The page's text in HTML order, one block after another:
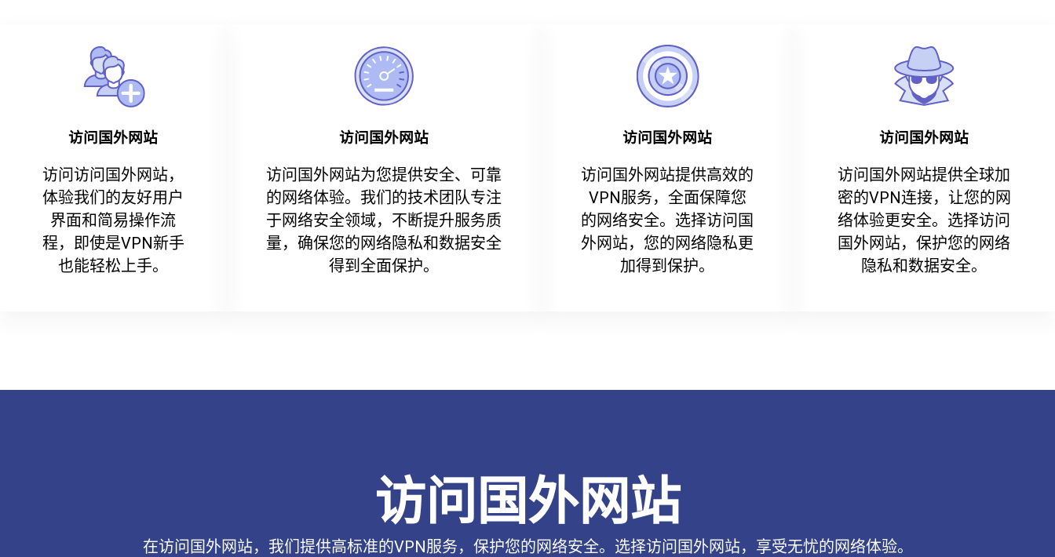
访问国外网站
访问访问国外网站，
体验我们的友好用户
界面和简易操作流
程，即使是VPN新手
也能轻松上手。
访问国外网站
访问国外网站为您提供安全、可靠
的网络体验。我们的技术团队专注
于网络安全领域，不断提升服务质
量，确保您的网络隐私和数据安全
得到全面保护。
访问国外网站
访问国外网站提供高效的
VPN服务，全面保障您
的网络安全。选择访问国
外网站，您的网络隐私更
加得到保护。
访问国外网站
访问国外网站提供全球加
密的VPN连接，让您的网
络体验更安全。选择访问
国外网站，保护您的网络
隐私和数据安全。
访问国外网站
在访问国外网站，我们提供高标准的VPN服务，保护您的网络安全。选择访问国外网站，享受无忧的网络体验。